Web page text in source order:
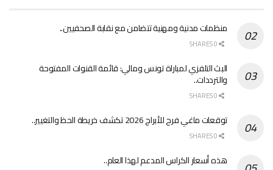
منظمات مدنية ومهنية تتضامن مع نقابة الصحفيين..
البث التلفزي لمباراة تونس ومالي: قائمة القنوات المفتوحة
والترددات..
توقعات ماغي فرح للأبراج 2026 تكشف خريطة الحظ والتغيير..
هذه أسعار الكراس المدعم لهذا العام..